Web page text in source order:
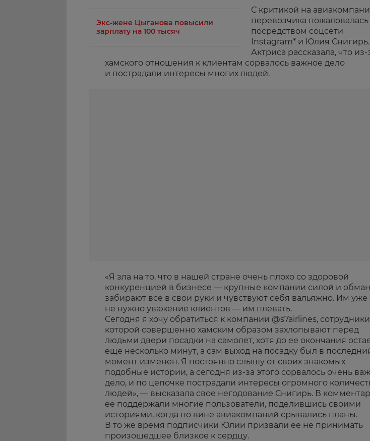
Экс-жене Цыганова повысили
зарплату на 100 тысяч
С критикой на
перевозчика пожаловалась
посредством соцсети
Instagram* и Юлия Снигирь.
Актриса рассказала, что из-
хамского отношения к клиентам сорвалось важное дело
и пострадали интересы многих людей.
«Я зла на то, что в нашей стране очень плохо со здоровой
конкуренцией в бизнесе — крупные компании силой и
забирают все в свои руки и чувствуют себя вальяжно. Им уже
не нужно уважение клиентов — им плевать.
Сегодня я хочу обратиться к компании @s7airlines, сотрудники
которой совершенно хамским образом захлопывают перед
людьми двери посадки на самолет, хотя до ее окончания
еще несколько минут, а сам выход на посадку был в
момент изменен. Я постоянно слышу от своих знакомых
подобные истории, а сегодня из-за этого сорвалось очень
дело, и по цепочке пострадали интересы огромного
людей», — высказала свое негодование Снигирь. В
ее поддержали многие пользователи, поделившись своими
историями, когда по вине авиакомпаний срывались планы.
В то же время подписчики Юлии призвали ее не принимать
произошедшее близкое к сердцу.